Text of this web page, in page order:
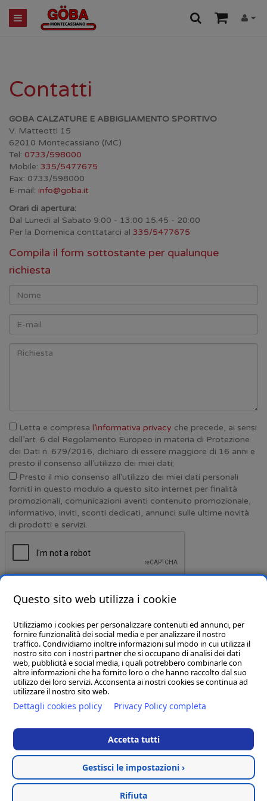
Contatti
GOBA CALZATURE E ABBIGLIAMENTO SPORTIVO
V. Matteotti 15
62010 Montecassiano (MC)
Tel: 0733/598000
Mobile: 335/5477675
Fax: 0733/598000
E-mail: info@goba.it
Orari di apertura:
Dal Lunedi al Sabato 9:00 - 13:00 15:45 - 20:00
Per la Domenica conttatarci al 335/5477675
Compila il form sottostante per qualunque
richiesta
Letta e compresa l’informativa privacy che precede, ai sensi
dell’art. 6 del Regolamento Europeo in materia di Protezione
dei Dati n. 679/2016, dichiaro di essere maggiore di 16 anni e
presto il consenso all’utilizzo dei miei dati;
Presto il mio consenso all'utilizzo dei miei dati personali
forniti in questo modulo a questo sito internet per finalità
promozionali, comunicazioni aventi contenuto promozionale,
informativo, inviti, sconti dedicati, annunci sulle ultime novità
di prodotti e servizi.
CHI SIAMO
GOBA.IT
SHOP
Hosted & created by
Questo sito web utilizza i cookie
Utilizziamo i cookies per personalizzare contenuti ed annunci, per
fornire funzionalità dei social media e per analizzare il nostro
traffico. Condividiamo inoltre informazioni sul modo in cui utilizza il
nostro sito con i nostri partner che si occupano di analisi dei dati
web, pubblicità e social media, i quali potrebbero combinarle con
altre informazioni che ha fornito loro o che hanno raccolto dal suo
utilizzo dei loro servizi. Acconsenta ai nostri cookies se continua ad
utilizzare il nostro sito web.
Dettagli cookies policy Privacy Policy completa
Accetta tutti
Gestisci le impostazioni ›
Rifiuta